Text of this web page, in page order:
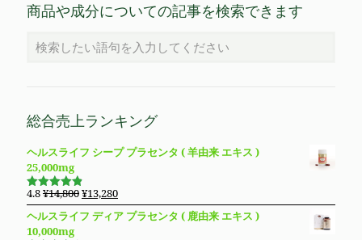
商品や成分についての記事を検索できます
総合売上ランキング
ヘルスライフ シープ プラセンタ ( 羊由来 エキス )
25,000mg
5段階で
4.83の評
価
4.8¥14,800元
の
価
¥13,280現
在
の
ヘルスライフ ディア プラセンタ ( 鹿由来 エキス )
10,000mg